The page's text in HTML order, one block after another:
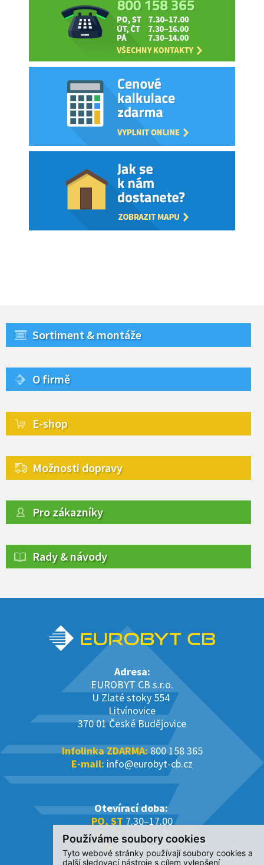
Používáme soubory cookies
Tyto webové stránky používají soubory cookies a
další sledovací nástroje s cílem vylepšení
Sortiment & montáže
O firmě
E-shop
Možnosti dopravy
Pro zákazníky
Rady & návody
Adresa:
EUROBYT CB s.r.o.
U Zlaté stoky 554
Litvínovice
370 01 České Budějovice
Infolinka ZDARMA:800 158 365
E-mail: info@eurobyt-cb.cz
Otevírací doba:
PO, ST 7.30–17.00
ÚT, ČT7.30–16.00
PÁ7.30–14.00